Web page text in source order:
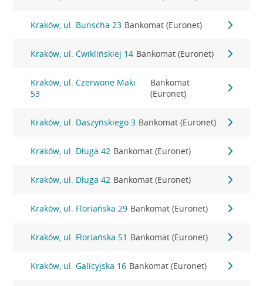
Kraków, ul. Bunscha 23 Bankomat (Euronet)
Kraków, ul. Ćwiklińskiej 14 Bankomat (Euronet)
Kraków, ul. Czerwone Maki
53
Bankomat
(Euronet)
Kraków, ul. Daszyńskiego 3 Bankomat (Euronet)
Kraków, ul. Długa 42 Bankomat (Euronet)
Kraków, ul. Długa 42 Bankomat (Euronet)
Kraków, ul. Floriańska 29 Bankomat (Euronet)
Kraków, ul. Floriańska 51 Bankomat (Euronet)
Kraków, ul. Galicyjska 16 Bankomat (Euronet)